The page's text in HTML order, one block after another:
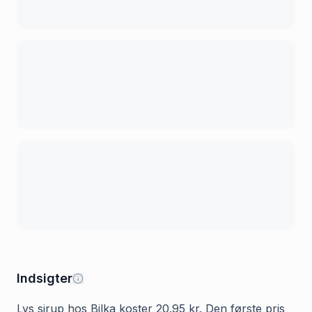
Indsigter
Lys sirup hos Bilka koster 20.95 kr. Den første pris